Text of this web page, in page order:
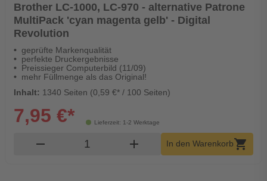
Brother LC-1000, LC-970 - alternative Patrone
MultiPack 'cyan magenta gelb' - Digital
Revolution
geprüfte Markenqualität
perfekte Druckergebnisse
Preissieger Computerbild (11/09)
mehr Füllmenge als das Original!
Inhalt: 1340 Seiten (0,59 €* / 100 Seiten)
Lieferzeit: 1-2 Werktage
7,95 €*
remove Produkt Warenkorb Menge
add In den Warenkorbshopping_cart